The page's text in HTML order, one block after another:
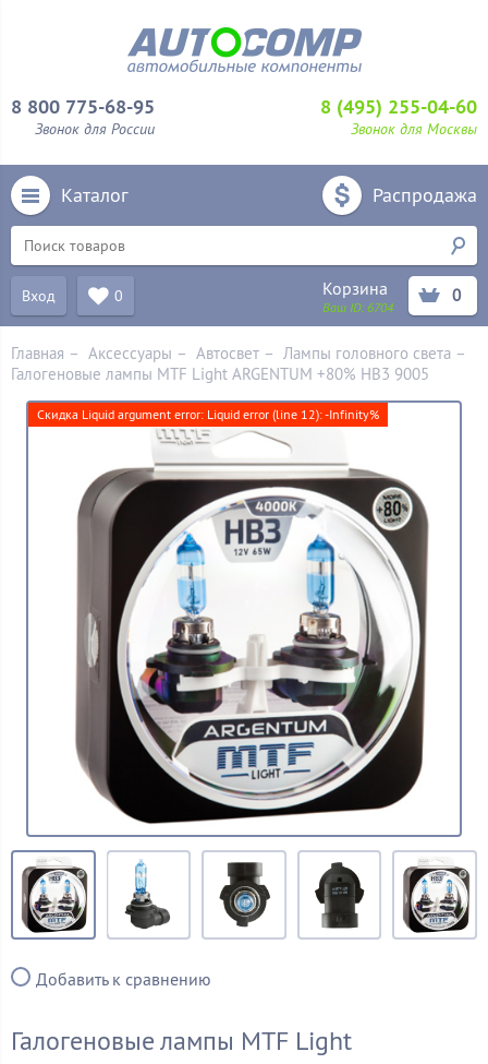
8 800 775-68-95
Звонок для России
8 (495) 255-04-60
Звонок для Москвы
Каталог Распродажа
Вход 0 Корзина
Ваш ID:6704
0
Главная – Аксессуары – Aвтосвет – Лампы головного света –
Галогеновые лампы MTF Light ARGENTUM +80% HB3 9005
Скидка Liquid argument error: Liquid error (line 12): -Infinity%
Добавить к сравнению
Галогеновые лампы MTF Light